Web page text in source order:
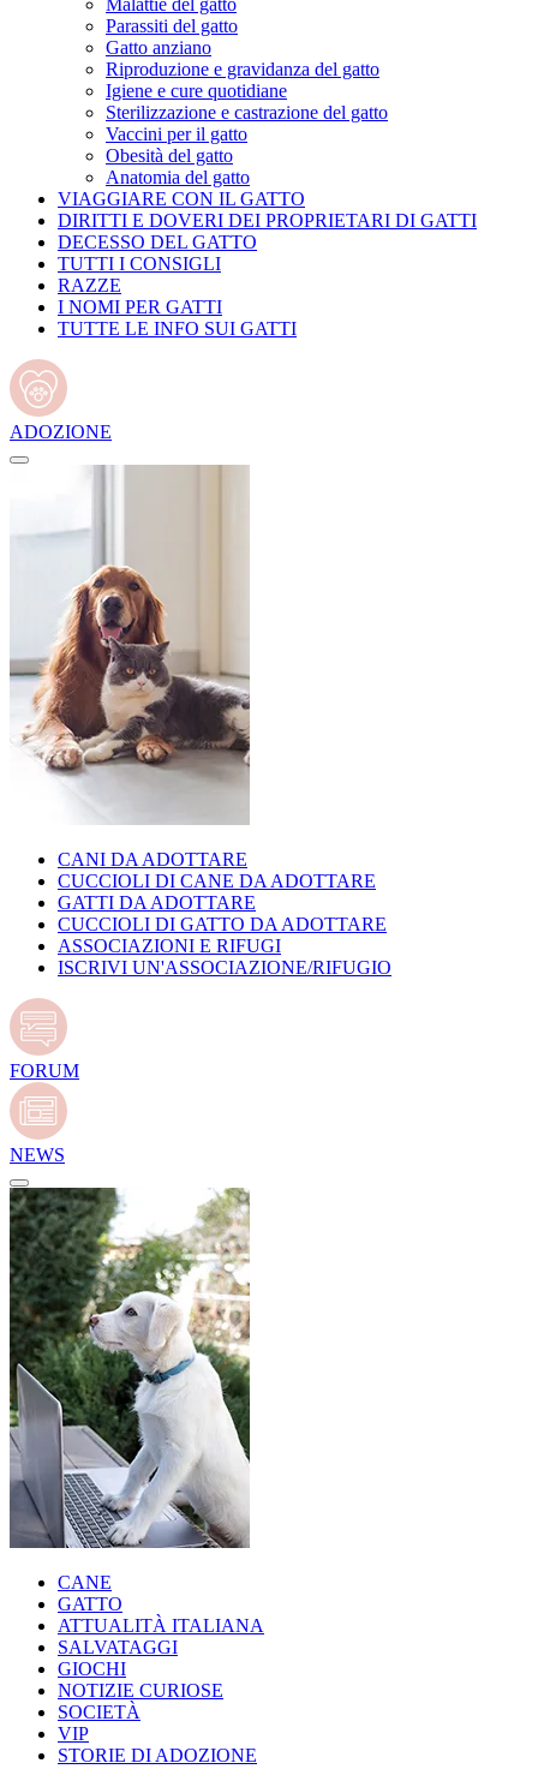
Malattie del gatto
Parassiti del gatto
Gatto anziano
Riproduzione e gravidanza del gatto
Igiene e cure quotidiane
Sterilizzazione e castrazione del gatto
Vaccini per il gatto
Obesità del gatto
Anatomia del gatto
VIAGGIARE CON IL GATTO
DIRITTI E DOVERI DEI PROPRIETARI DI GATTI
DECESSO DEL GATTO
TUTTI I CONSIGLI
RAZZE
I NOMI PER GATTI
TUTTE LE INFO SUI GATTI
ADOZIONE
CANI DA ADOTTARE
CUCCIOLI DI CANE DA ADOTTARE
GATTI DA ADOTTARE
CUCCIOLI DI GATTO DA ADOTTARE
ASSOCIAZIONI E RIFUGI
ISCRIVI UN'ASSOCIAZIONE/RIFUGIO
FORUM
NEWS
CANE
GATTO
ATTUALITÀ ITALIANA
SALVATAGGI
GIOCHI
NOTIZIE CURIOSE
SOCIETÀ
VIP
STORIE DI ADOZIONE